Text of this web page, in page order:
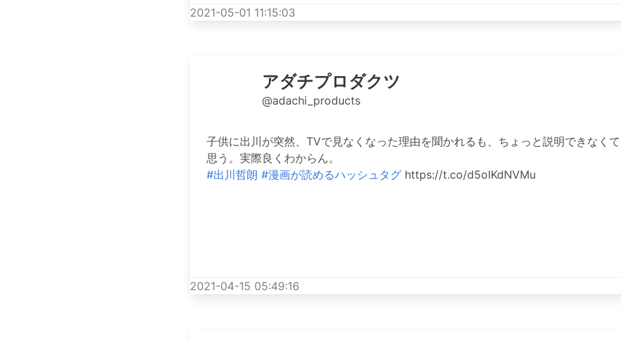
2021-05-01 11:15:03
アダチプロダクツ
@adachi_products
子供に出川が突然、TVで見なくなった理由を聞かれるも、ちょっと説明できなく
思う。実際良くわからん。
#出川哲朗 #漫画が読めるハッシュタグhttps://t.co/d5oIKdNVMu
2021-04-15 05:49:16